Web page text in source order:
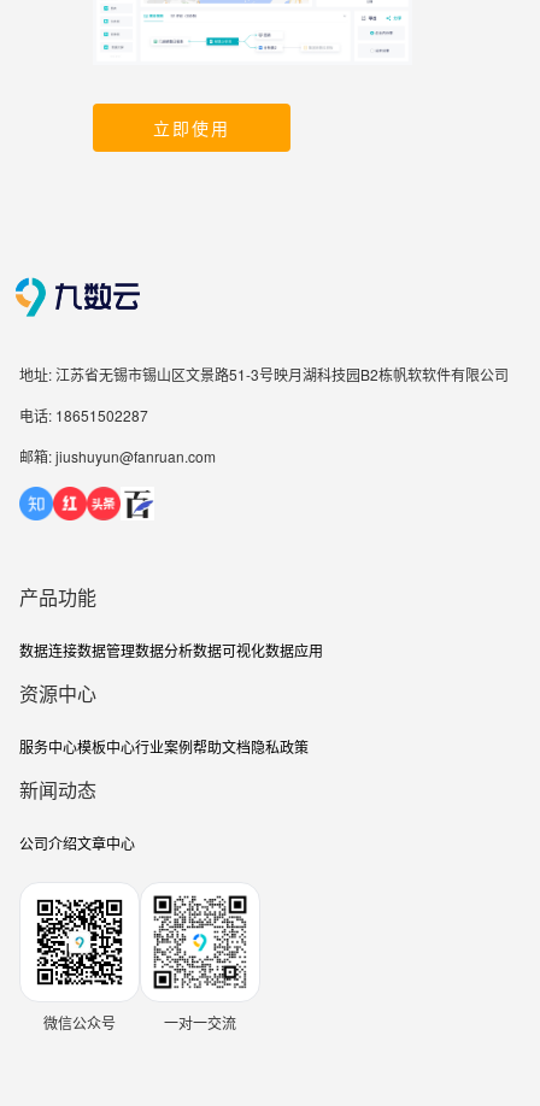
立即使用
地址: 江苏省无锡市锡山区文景路51-3号映月湖科技园B2栋帆软软件有限公司
电话: 18651502287
邮箱: jiushuyun@fanruan.com
产品功能
数据连接数据管理数据分析数据可视化数据应用
资源中心
服务中心模板中心行业案例帮助文档隐私政策
新闻动态
公司介绍文章中心
微信公众号 一对一交流